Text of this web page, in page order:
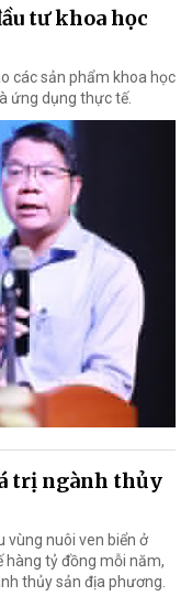
tư khoa học
các sản phẩm khoa học
ứng dụng thực tế.
trị ngành thủy
vùng nuôi ven biển ở
hàng tỷ đồng mỗi năm,
thủy sản địa phương.